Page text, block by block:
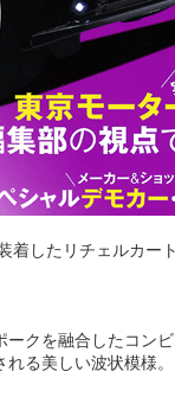
着したリチェルカ
クを融合したコンビ
る美しい波状模様